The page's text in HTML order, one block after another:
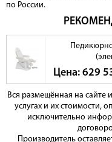
по России.
Цена: 629
Вся размещённая на
услугах и их стоимости,
исключительно
Производитель